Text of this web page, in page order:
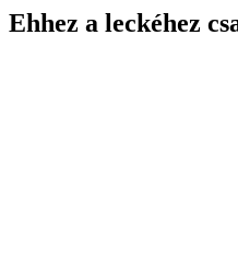
Ehhez a leckéhez